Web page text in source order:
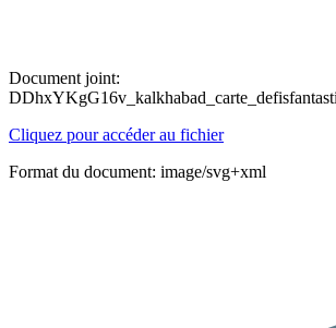
Document joint:
Cliquez pour accéder au fichier
Format du document: image/svg+xml